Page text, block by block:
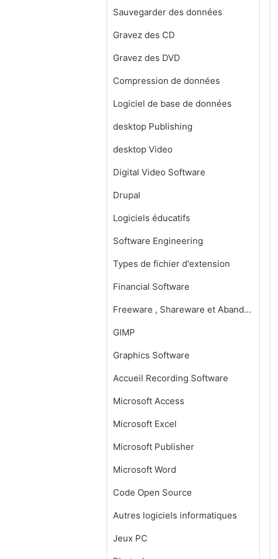
Sauvegarder des données
Gravez des CD
Gravez des DVD
Compression de données
Logiciel de base de données
desktop Publishing
desktop Video
Digital Video Software
Drupal
Logiciels éducatifs
Software Engineering
Types de fichier d'extension
Financial Software
Freeware , Shareware et Abandonware
GIMP
Graphics Software
Accueil Recording Software
Microsoft Access
Microsoft Excel
Microsoft Publisher
Microsoft Word
Code Open Source
Autres logiciels informatiques
Jeux PC